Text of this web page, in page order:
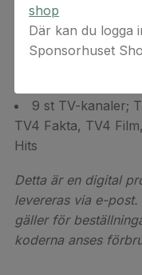
Barnprogram
Reality från Hayu
9 st TV-kanaler;
TV4 Fakta, TV4
Hits
Detta är en digital
levereras via e-
gäller för
koderna anses
shop
Där kan du logga
Sponsorhuset